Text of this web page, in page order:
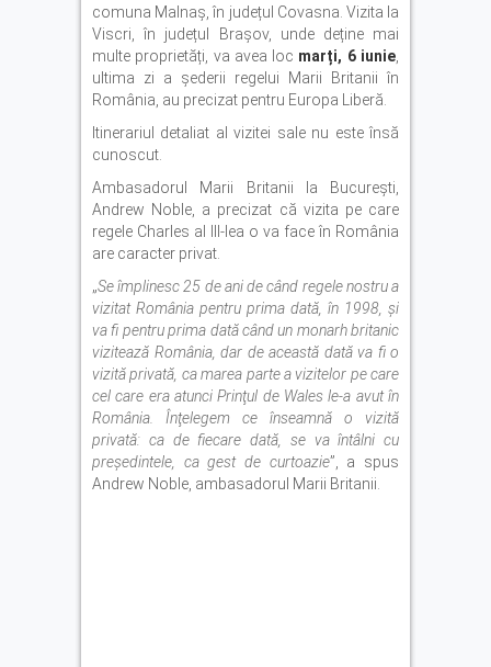
comuna Malnaș, în județul Covasna. Vizita la
Viscri, în județul Brașov, unde deține mai
multe proprietăți, va avea loc marți, 6 iunie
ultima zi a șederii regelui Marii Britanii în
România, au precizat pentru Europa Liberă.
Itinerariul detaliat al vizitei sale nu este însă
cunoscut.
Ambasadorul Marii Britanii la Bucureşti,
Andrew Noble, a precizat că vizita pe care
regele Charles al III-lea o va face în România
are caracter privat.
„Se împlinesc 25 de ani de când regele nostru a
vizitat România pentru prima dată, în 1998, şi
va fi pentru prima dată când un monarh britanic
vizitează România, dar de această dată va fi o
vizită privată, ca marea parte a vizitelor pe care
cel care era atunci Prinţul de Wales le-a avut în
România. Înţelegem ce înseamnă o vizită
privată: ca de fiecare dată, se va întâlni cu
preşedintele, ca gest de curtoazie”, a spus
Andrew Noble, ambasadorul Marii Britanii.